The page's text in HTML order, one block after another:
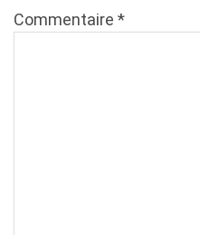
Commentaire *